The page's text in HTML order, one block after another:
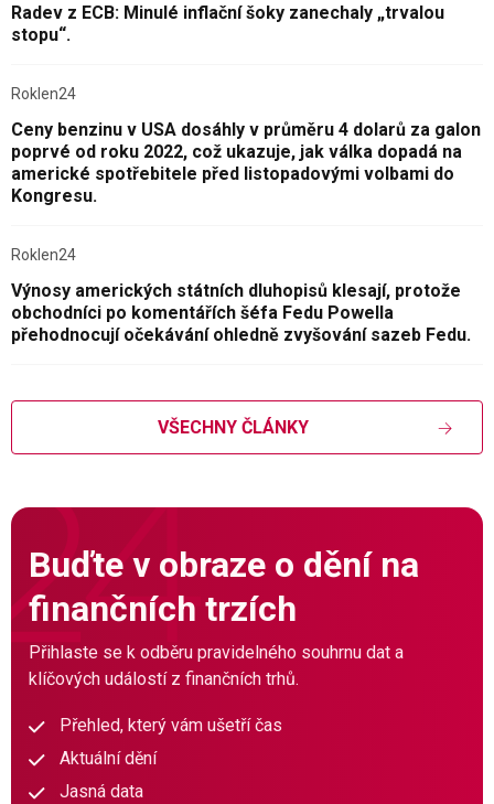
Radev z ECB: Minulé inflační šoky zanechaly „trvalou
stopu“.
Roklen24
Ceny benzinu v USA dosáhly v průměru 4 dolarů za galon
poprvé od roku 2022, což ukazuje, jak válka dopadá na
americké spotřebitele před listopadovými volbami do
Kongresu.
Roklen24
Výnosy amerických státních dluhopisů klesají, protože
obchodníci po komentářích šéfa Fedu Powella
přehodnocují očekávání ohledně zvyšování sazeb Fedu.
VŠECHNY ČLÁNKY
Buďte v obraze o dění na
finančních trzích
Přihlaste se k odběru pravidelného souhrnu dat a
klíčových událostí z finančních trhů.
Přehled, který vám ušetří čas
Aktuální dění
Jasná data